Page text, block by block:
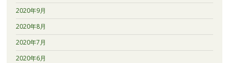
2020年9月
2020年8月
2020年7月
2020年6月